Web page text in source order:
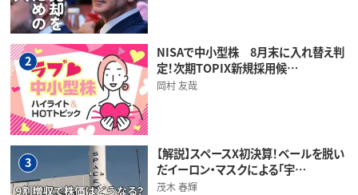
2
NISAで中小型株 8月末に入れ替え判
定！次期TOPIX新規採用候…
岡村 友哉
3
【解説】スペースX初決算！ベールを脱い
だイーロン・マスクによる「宇…
茂木 春輝